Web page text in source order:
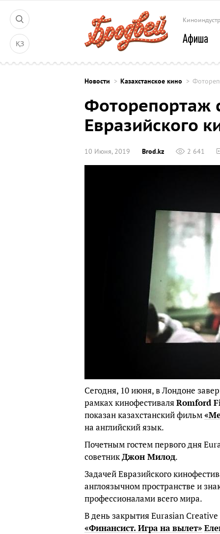
ҚЗ Афиша
Новости Казахстанское кино
Фоторепортаж
Евразийского
10 Июня, 2019 Brod.kz 2 641
Сегодня, 10 июня, в Лондоне
рамках кинофестиваляRomford
показан казахстанский фильм
на английский язык.
Почетным гостем первого дня
советникДжон Милод.
Задачей Евразийского
англоязычном пространстве и
профессионалами всего мира.
В день закрытия Eurasian
«Финансист. Игра на вылет»